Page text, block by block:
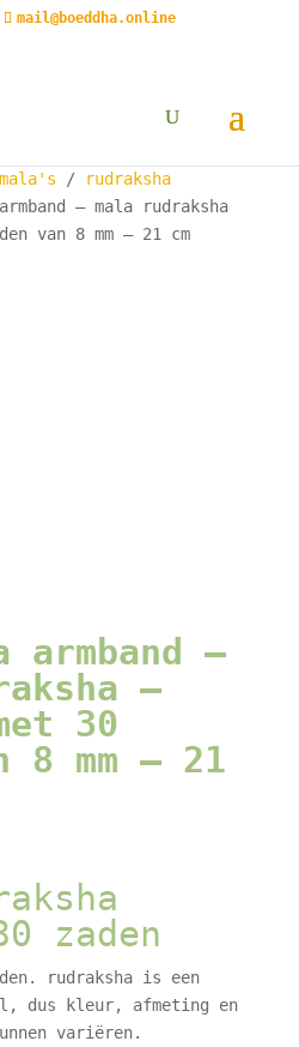
mail@boeddha.online
/
rudraksha
– mala rudraksha
van 8 mm – 21 cm
armband –
–
30
8 mm – 21
zaden
rudraksha is een
dus kleur, afmeting en
variëren.